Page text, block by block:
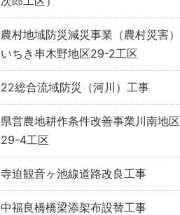
農村地域防災減災事業（農村災害）
いちき串木野地区29-2工区
22総合流域防災（河川）工事
県営農地耕作条件改善事業川南地区
29-4工区
寺迫観音ヶ池線道路改良工事
中福良橋橋梁添架布設替工事